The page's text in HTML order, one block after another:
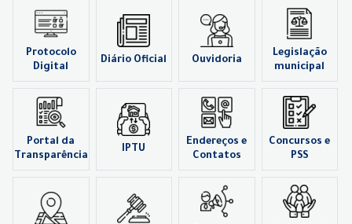
Protocolo
Digital
Diário Oficial Ouvidoria
Legislação
municipal
Portal da
Transparência
IPTU
Endereços e
Contatos
Concursos e
PSS